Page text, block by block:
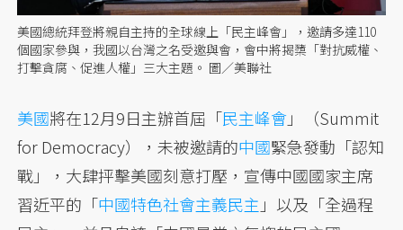
美國總統拜登將親自主持的全球線上「民主峰會」，邀請多達110
個國家參與，我國以台灣之名受邀與會，會中將揭櫫「對抗威權、
打擊貪腐、促進人權」三大主題。 圖／美聯社
美國將在12月9日主辦首屆「民主峰會」（Summit
for Democracy），未被邀請的中國緊急發動「認知
戰」，大肆抨擊美國刻意打壓，宣傳中國國家主席
習近平的「中國特色社會主義民主 」以及「全過程